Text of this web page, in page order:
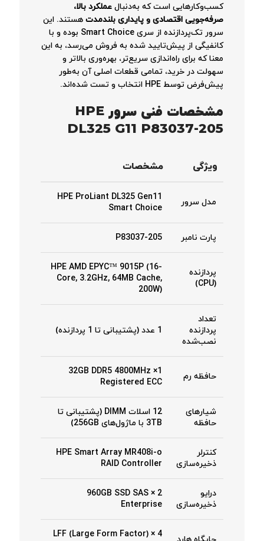
کسب‌وکارهایی است که به‌دنبال عملکرد بالا،
صرفه‌جویی اقتصادی و پایداری بلندمدت هستند. این
سرور تک‌پردازنده از سری Smart Choice بوده و با
کانفیگی از پیش‌تایید شده به فروش می‌رسد، به این
معنا که برای راه‌اندازی سریع‌تر، بهره‌وری بالاتر و
سهولت در خرید، تمامی قطعات اصلی آن به‌طور
پیش‌فرض توسط HPE انتخاب و تست شده‌اند.
مشخصات فنی سرور HPE
DL325 G11 P83037-205
ویژگی مشخصات
مدل سرور
HPE ProLiant DL325 Gen11
Smart Choice
پارت نامبر P83037-205
پردازنده
(CPU)
HPE AMD EPYC™ 9015P (16-
Core, 3.2GHz, 64MB Cache,
200W)
تعداد
پردازنده
نصب‌شده
1 عدد (پشتیبانی تا 1 پردازنده)
حافظه رم
1× 32GB DDR5 4800MHz
Registered ECC
شیارهای
حافظه
12 اسلات DIMM (پشتیبانی تا
3TB با ماژول‌های 256GB)
کنترلر
ذخیره‌سازی
HPE Smart Array MR408i-o
RAID Controller
درایو
ذخیره‌سازی
2 × 960GB SSD SAS
Enterprise
4 × LFF (Large Form Factor)